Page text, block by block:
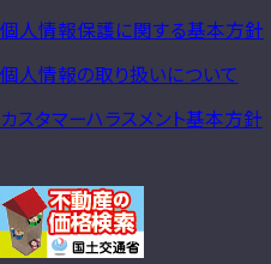
個人情報保護に関する基本方針
個人情報の取り扱いについて
カスタマーハラスメント基本方針